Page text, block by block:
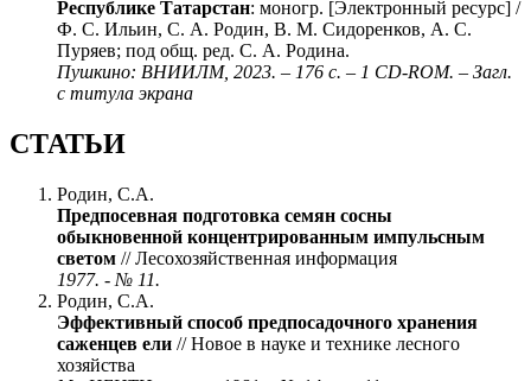
Республике Татарстан: моногр. [Электронный ресурс] /
Ф. С. Ильин, С. А. Родин, В. М. Сидоренков, А. С.
Пуряев; под общ. ред. С. А. Родина.
Пушкино: ВНИИЛМ, 2023. – 176 с. – 1 CD-ROM. – Загл.
с титула экрана
СТАТЬИ
Родин, С.А.
Предпосевная подготовка семян сосны
обыкновенной концентрированным импульсным
светом // Лесохозяйственная информация
1977. - № 11.
Родин, С.А.
Эффективный способ предпосадочного хранения
саженцев ели // Новое в науке и технике лесного
хозяйства